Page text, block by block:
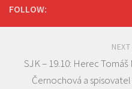
FOLLOW:
SJK – 19.10: Herec
Černochová a